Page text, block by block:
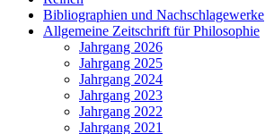
Bibliographien und Nachschlagewerke
Allgemeine Zeitschrift für Philosophie
Jahrgang 2026
Jahrgang 2025
Jahrgang 2024
Jahrgang 2023
Jahrgang 2022
Jahrgang 2021